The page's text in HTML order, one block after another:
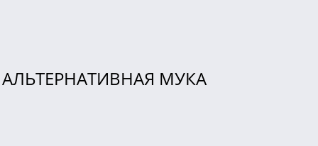
АЛЬТЕРНАТИВНАЯ МУКА